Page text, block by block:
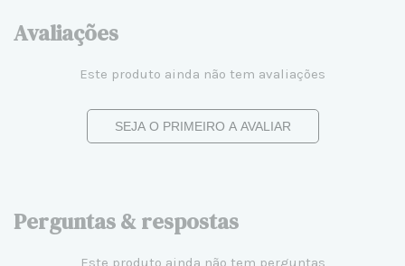
Avaliações
Este produto ainda não tem avaliações
SEJA O PRIMEIRO A AVALIAR
Perguntas & respostas
Este produto ainda não tem perguntas